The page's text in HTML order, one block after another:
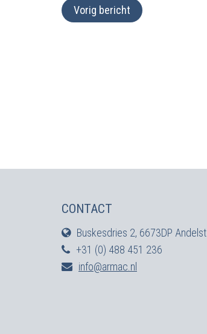
Vorig bericht
CONTACT
Buskesdries 2, 6673DP Andelst
+31 (0) 488 451 236
info@armac.nl